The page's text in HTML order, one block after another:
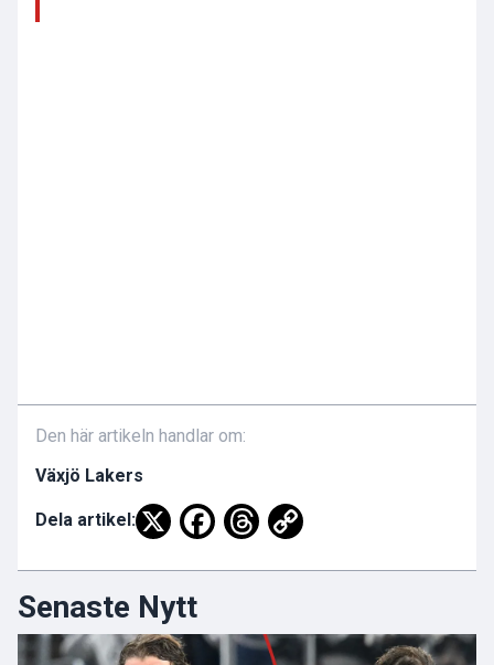
Den här artikeln handlar om:
Växjö Lakers
Dela artikel:
Senaste Nytt